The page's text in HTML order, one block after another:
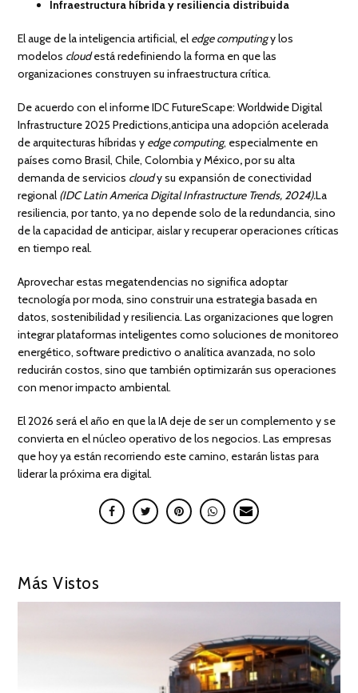
Infraestructura híbrida y resiliencia distribuida
El auge de la inteligencia artificial, el edge computingy los
modelos cloudestá redefiniendo la forma en que las
organizaciones construyen su infraestructura crítica.
De acuerdo con el informe IDC FutureScape: Worldwide Digital
Infrastructure 2025 Predictions,anticipa una adopción acelerada
de arquitecturas híbridas y edge computing, especialmente en
países como Brasil, Chile, Colombia y México,por su alta
demanda de servicios cloudy su expansión de conectividad
regional (IDC Latin America Digital Infrastructure Trends, 2024).La
resiliencia, por tanto, ya no depende solo de la redundancia, sino
de la capacidad de anticipar, aislar y recuperar operaciones críticas
en tiempo real.
Aprovechar estas megatendencias no significa adoptar
tecnología por moda, sino construir una estrategia basada en
datos, sostenibilidad y resiliencia. Las organizaciones que logren
integrar plataformas inteligentes como soluciones de monitoreo
energético, software predictivo o analítica avanzada, no solo
reducirán costos, sino que también optimizarán sus operaciones
con menor impacto ambiental.
El 2026 será el año en que la IA deje de ser un complemento y se
convierta en el núcleo operativo de los negocios. Las empresas
que hoy ya están recorriendo este camino, estarán listas para
liderar la próxima era digital.
Más Vistos